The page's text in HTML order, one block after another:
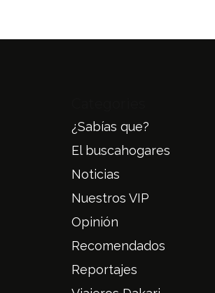
¿Sabías que?
El buscahogares
Noticias
Nuestros VIP
Opinión
Recomendados
Reportajes